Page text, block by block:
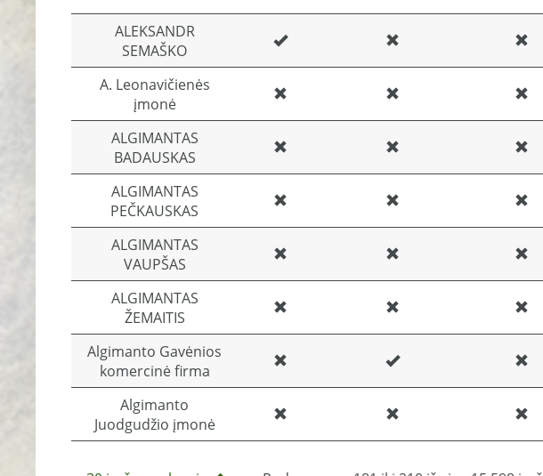
ALEKSANDR
SEMAŠKO
A. Leonavičienės
įmonė
ALGIMANTAS
BADAUSKAS
ALGIMANTAS
PEČKAUSKAS
ALGIMANTAS
VAUPŠAS
ALGIMANTAS
ŽEMAITIS
Algimanto Gavėnios
komercinė firma
Algimanto
Juodgudžio įmonė